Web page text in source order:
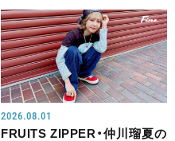
2026.08.01
FRUITS ZIPPER・仲川瑠夏の